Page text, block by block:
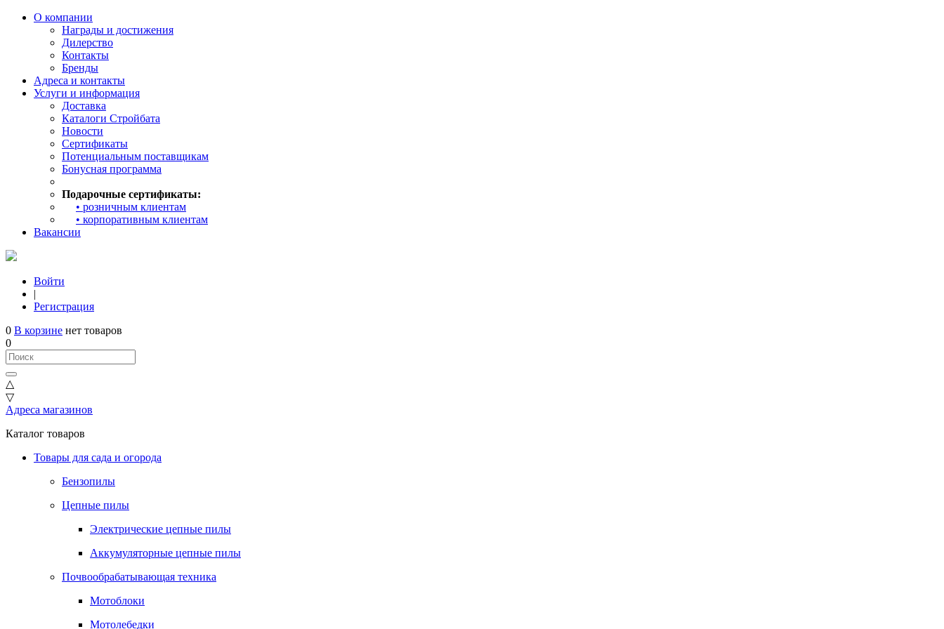
О компании
Награды и достижения
Дилерство
Контакты
Бренды
Адреса и контакты
Услуги и информация
Доставка
Каталоги Стройбата
Новости
Сертификаты
Потенциальным поставщикам
Бонусная программа
Подарочные сертификаты:
• розничным клиентам
• корпоративным клиентам
Вакансии
Войти
|
Регистрация
0 В корзине нет товаров
0
△
▽
Адреса магазинов
Каталог товаров
Товары для сада и огорода
Бензопилы
Цепные пилы
Электрические цепные пилы
Аккумуляторные цепные пилы
Почвообрабатывающая техника
Мотоблоки
Мотолебедки